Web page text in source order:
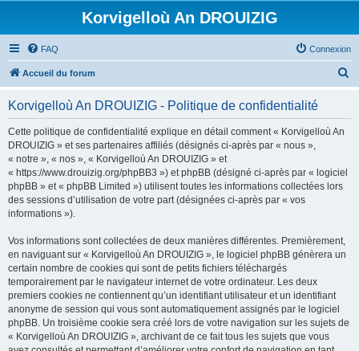
Korvigelloù An DROUIZIG
FAQ Connexion
Accueil du forum
Korvigelloù An DROUIZIG - Politique de confidentialité
Cette politique de confidentialité explique en détail comment « Korvigelloù An
DROUIZIG » et ses partenaires affiliés (désignés ci-après par « nous »,
« notre », « nos », « Korvigelloù An DROUIZIG » et
« https://www.drouizig.org/phpBB3 ») et phpBB (désigné ci-après par « logiciel
phpBB » et « phpBB Limited ») utilisent toutes les informations collectées lors
des sessions d’utilisation de votre part (désignées ci-après par « vos
informations »).
Vos informations sont collectées de deux manières différentes. Premièrement,
en naviguant sur « Korvigelloù An DROUIZIG », le logiciel phpBB génèrera un
certain nombre de cookies qui sont de petits fichiers téléchargés
temporairement par le navigateur internet de votre ordinateur. Les deux
premiers cookies ne contiennent qu’un identifiant utilisateur et un identifiant
anonyme de session qui vous sont automatiquement assignés par le logiciel
phpBB. Un troisième cookie sera créé lors de votre navigation sur les sujets de
« Korvigelloù An DROUIZIG », archivant de ce fait tous les sujets que vous